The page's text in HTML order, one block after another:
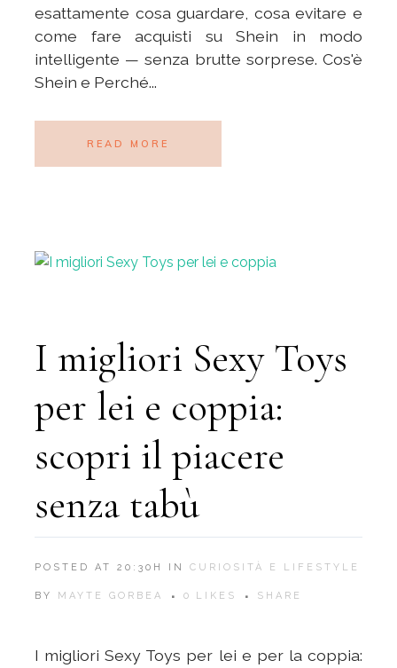
esattamente cosa guardare, cosa evitare e
come fare acquisti su Shein in modo
intelligente — senza brutte sorprese. Cos'è
Shein e Perché...
READ MORE
I migliori Sexy Toys
per lei e coppia:
scopri il piacere
senza tabù
POSTED AT 20:30H IN CURIOSITÀ E LIFESTYLE
BY MAYTE GORBEA 0 LIKES SHARE
I migliori Sexy Toys per lei e per la coppia: